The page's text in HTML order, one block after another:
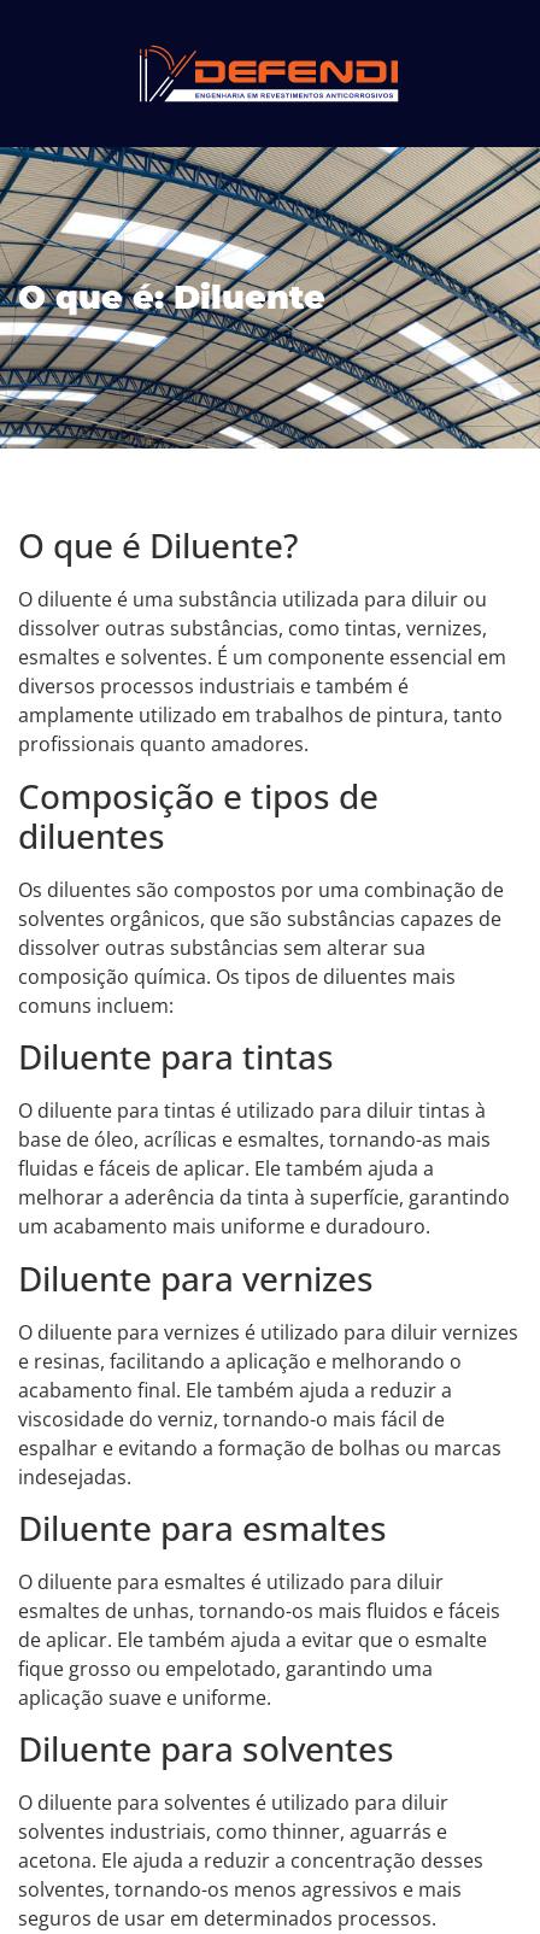
O que é: Diluente
O que é Diluente?
O diluente é uma substância utilizada para diluir ou
dissolver outras substâncias, como tintas, vernizes,
esmaltes e solventes. É um componente essencial em
diversos processos industriais e também é
amplamente utilizado em trabalhos de pintura, tanto
profissionais quanto amadores.
Composição e tipos de
diluentes
Os diluentes são compostos por uma combinação de
solventes orgânicos, que são substâncias capazes de
dissolver outras substâncias sem alterar sua
composição química. Os tipos de diluentes mais
comuns incluem:
Diluente para tintas
O diluente para tintas é utilizado para diluir tintas à
base de óleo, acrílicas e esmaltes, tornando-as mais
fluidas e fáceis de aplicar. Ele também ajuda a
melhorar a aderência da tinta à superfície, garantindo
um acabamento mais uniforme e duradouro.
Diluente para vernizes
O diluente para vernizes é utilizado para diluir vernizes
e resinas, facilitando a aplicação e melhorando o
acabamento final. Ele também ajuda a reduzir a
viscosidade do verniz, tornando-o mais fácil de
espalhar e evitando a formação de bolhas ou marcas
indesejadas.
Diluente para esmaltes
O diluente para esmaltes é utilizado para diluir
esmaltes de unhas, tornando-os mais fluidos e fáceis
de aplicar. Ele também ajuda a evitar que o esmalte
fique grosso ou empelotado, garantindo uma
aplicação suave e uniforme.
Diluente para solventes
O diluente para solventes é utilizado para diluir
solventes industriais, como thinner, aguarrás e
acetona. Ele ajuda a reduzir a concentração desses
solventes, tornando-os menos agressivos e mais
seguros de usar em determinados processos.